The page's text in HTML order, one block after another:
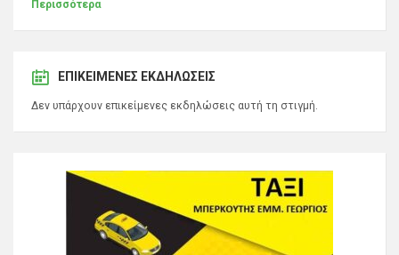
Περισσότερα
ΕΠΙΚΕΊΜΕΝΕΣ ΕΚΔΗΛΏΣΕΙΣ
Δεν υπάρχουν επικείμενες εκδηλώσεις αυτή τη στιγμή.